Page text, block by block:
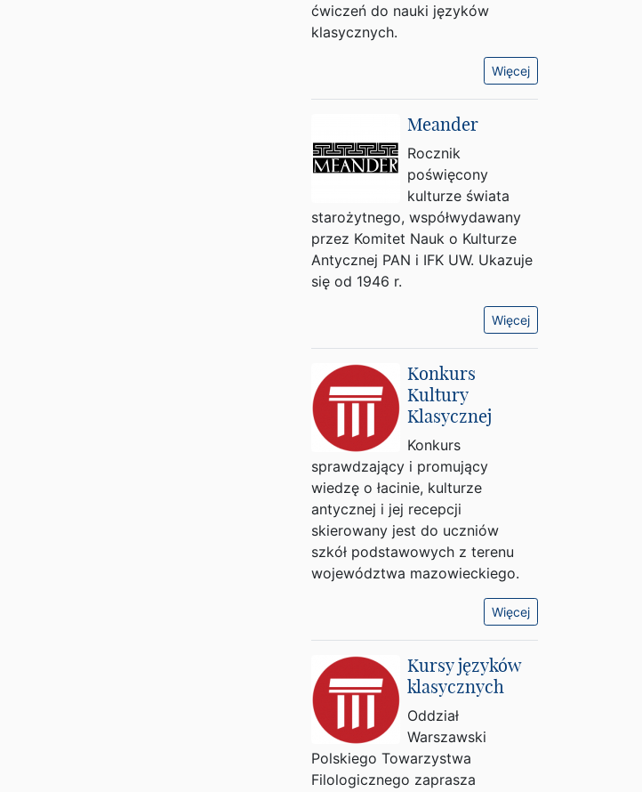
ćwiczeń do nauki języków
klasycznych.
Więcej
Meander
Rocznik
poświęcony
kulturze świata
starożytnego, współwydawany
przez Komitet Nauk o Kulturze
Antycznej PAN i IFK UW. Ukazuje
się od 1946 r.
Więcej
Konkurs
Kultury
Klasycznej
Konkurs
sprawdzający i promujący
wiedzę o łacinie, kulturze
antycznej i jej recepcji
skierowany jest do uczniów
szkół podstawowych z terenu
województwa mazowieckiego.
Więcej
Kursy języków
klasycznych
Oddział
Warszawski
Polskiego Towarzystwa
Filologicznego zaprasza